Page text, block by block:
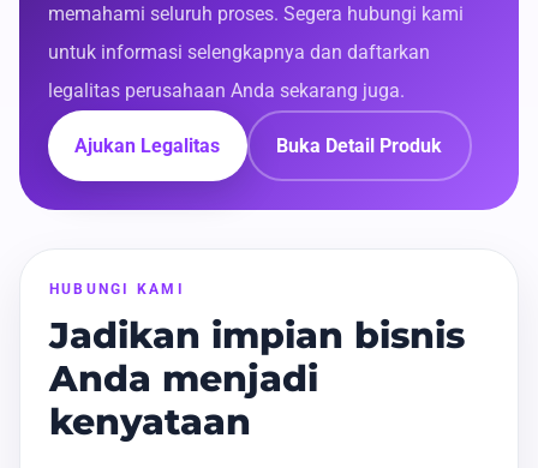
memahami seluruh proses. Segera hubungi kami
untuk informasi selengkapnya dan daftarkan
legalitas perusahaan Anda sekarang juga.
Ajukan Legalitas Buka Detail Produk
HUBUNGI KAMI
Jadikan impian bisnis
Anda menjadi
kenyataan